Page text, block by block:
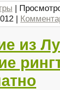
|
|
из